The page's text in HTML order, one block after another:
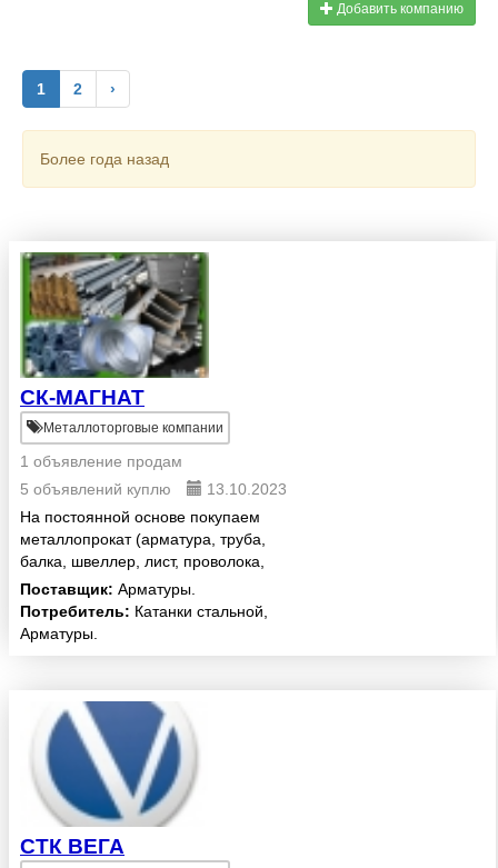
Добавить компанию
1 2 ›
Более года назад
СК-МАГНАТ
Металлоторговые компании
1 объявление продам
5 объявлений куплю
13.10.2023
На постоянной основе покупаем
металлопрокат (арматура, труба,
балка, швеллер, лист, проволока,
катанка, уголок и. т. д .) покупаем
любого качества и состояния,
складские остатки, остатки со
Поставщик: Арматуры.
Потребитель: Катанки стальной,
Арматуры.
СТК ВЕГА